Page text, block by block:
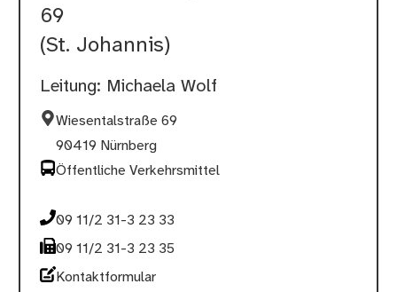
69
(St. Johannis)
Leitung: Michaela Wolf
Wiesentalstraße 69
90419 Nürnberg
Öffentliche Verkehrsmittel
09 11/2 31-3 23 33
09 11/2 31-3 23 35
Kontaktformular